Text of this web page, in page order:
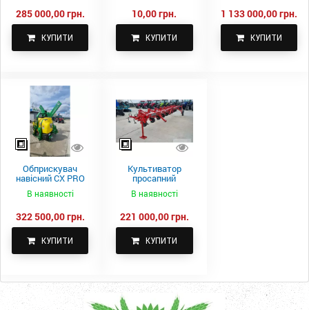
285 000,00 грн.
КУПИТИ
10,00 грн.
КУПИТИ
1 133 000,00 грн.
КУПИТИ
Обприскувач
навісний CX PRO
В наявності
322 500,00 грн.
КУПИТИ
Культиватор
просапний
КПН-5,6-05
В наявності
221 000,00 грн.
КУПИТИ